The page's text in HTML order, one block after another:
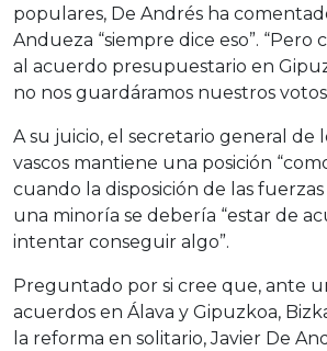
populares, De Andrés ha
Andueza “siempre dice eso”.
al acuerdo presupuestario en
no nos guardáramos nuestros
A su juicio, el secretario general de
vascos mantiene una posición
cuando la disposición de las
una minoría se debería “estar de
intentar conseguir algo”.
Preguntado por si cree que, ante
acuerdos en Álava y Gipuzkoa,
la reforma en solitario, Javier De